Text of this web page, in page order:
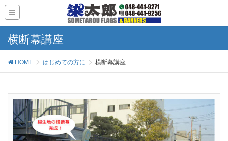
横断幕講座
HOME はじめての方に 横断幕講座